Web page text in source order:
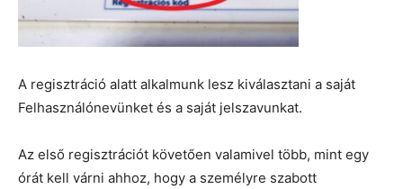
A regisztráció alatt alkalmunk lesz kiválasztani a saját
Felhasználónevünket és a saját jelszavunkat.
Az első regisztrációt követően valamivel több, mint egy
órát kell várni ahhoz, hogy a személyre szabott